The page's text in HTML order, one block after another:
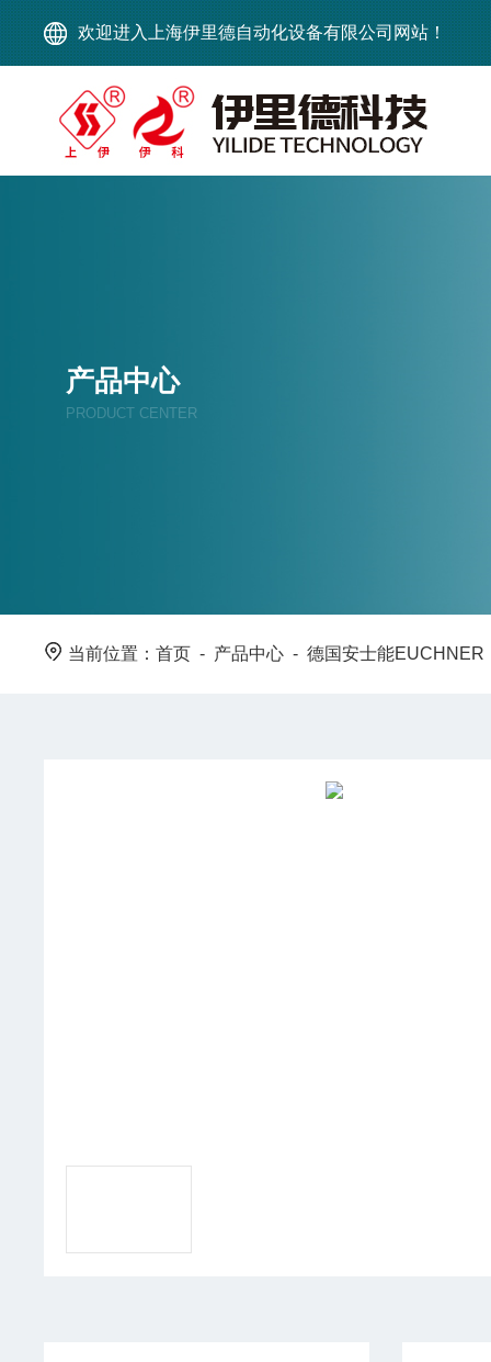
欢迎进入上海伊里德自动化设备有限公司网站！
产品中心
PRODUCT CENTER
当前位置：首页 - 产品中心 -德国安士能EUCHNER